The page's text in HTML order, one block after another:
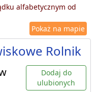
alfabetycznym od
Pokaż na mapie
Rolnik
Dodaj do
ulubionych